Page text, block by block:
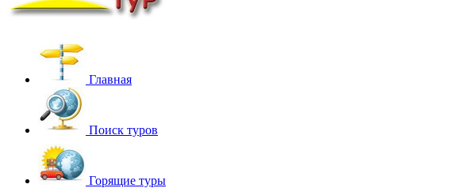
Главная
Поиск туров
Горящие туры